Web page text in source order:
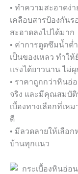
• ทำความสะอาดง่า
เคลือบสารป้องกันร
สะอาดลงไปได้มาก
• ค่าการดูดซึมน้ำต่
เป็นของเหลว ทำใ
แรงได้ยาวนาน ไม่
• ราคาถูกกว่าหินอ่
จริง และมีคุณสมบัติ
เบื้องทางเลือกที่เห
ดี
• มีลวดลายให้เลือ
บ้านทุกแนว